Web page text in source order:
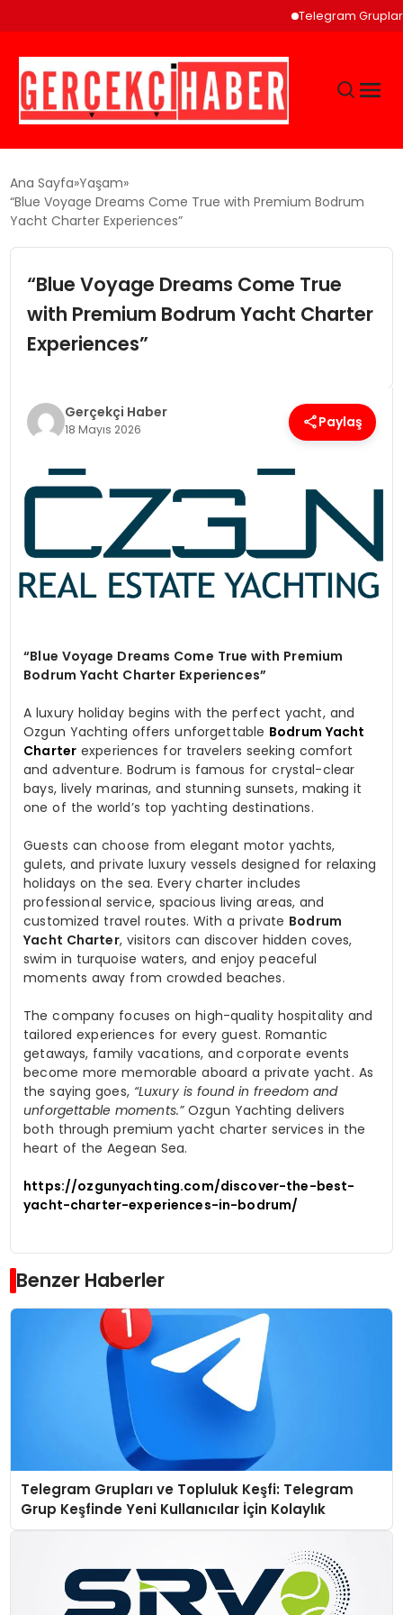
Telegram Grupları ve
GÜNCEL
EĞITIM
EKONOMI
MAGAZIN
TEKNOLOJI
YAŞAM
Ana Sayfa Yaşam
“Blue Voyage Dreams Come True with Premium Bodrum
Yacht Charter Experiences”
“Blue Voyage Dreams Come True
with Premium Bodrum Yacht Charter
Experiences”
Gerçekçi Haber
18 Mayıs 2026 Paylaş
“Blue Voyage Dreams Come True with Premium
Bodrum Yacht Charter Experiences”
A luxury holiday begins with the perfect yacht, and
Ozgun Yachting offers unforgettable Bodrum Yacht
Charter experiences for travelers seeking comfort
and adventure. Bodrum is famous for crystal-clear
bays, lively marinas, and stunning sunsets, making it
one of the world’s top yachting destinations.
Guests can choose from elegant motor yachts,
gulets, and private luxury vessels designed for relaxing
holidays on the sea. Every charter includes
professional service, spacious living areas, and
customized travel routes. With a private Bodrum
Yacht Charter, visitors can discover hidden coves,
swim in turquoise waters, and enjoy peaceful
moments away from crowded beaches.
The company focuses on high-quality hospitality and
tailored experiences for every guest. Romantic
getaways, family vacations, and corporate events
become more memorable aboard a private yacht. As
the saying goes, “Luxury is found in freedom and
unforgettable moments.”Ozgun Yachting delivers
both through premium yacht charter services in the
heart of the Aegean Sea.
https://ozgunyachting.com/discover-the-best-
yacht-charter-experiences-in-bodrum/
Benzer Haberler
Telegram Grupları ve Topluluk Keşfi: Telegram
Grup Keşfinde Yeni Kullanıcılar İçin Kolaylık